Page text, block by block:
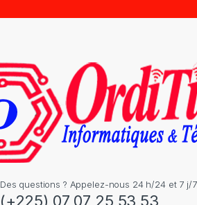
Des questions ? Appelez-nous 24 h/24 et 7 j/7
(+225) 07 07 25 53 53